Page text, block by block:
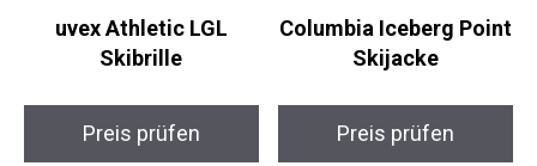
uvex Athletic LGL
Skibrille
Columbia Iceberg
Point Skijacke